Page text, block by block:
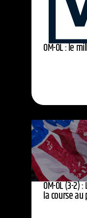
OM-OL : le
OM-OL (3-2)
la course